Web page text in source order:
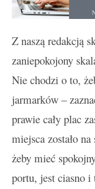
Z naszą redakcją
zaniepokojony
Nie chodzi o to,
jarmarków –
prawie cały plac
miejsca zostało
żeby mieć
portu, jest ciasno i